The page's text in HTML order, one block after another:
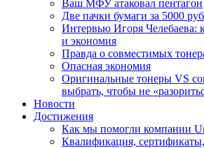
Ваш МФУ атаковал пентагон
Две пачки бумаги за 5000
Интервью Игоря Челебаева:
и экономия
Правда о совместимых
Опасная экономия
Оригинальные тонеры VS
выбрать, чтобы не
Новости
Достижения
Как мы помогли компании
Квалификация,